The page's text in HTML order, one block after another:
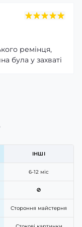
ремінця,
була у захваті
ІНШІ
6-12 міс
🚫
Стороння майстерня